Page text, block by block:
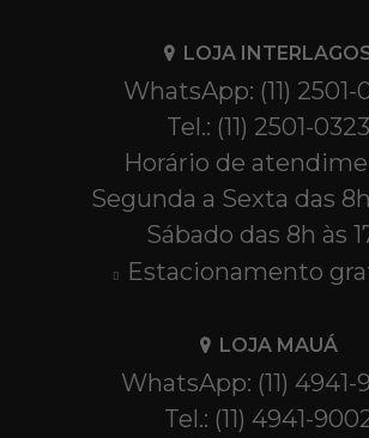
LOJA
WhatsApp: (11) 2501-
Tel.: (11) 2501-0323
Horário de
Segunda a Sexta das
Sábado das 8h às
Estacionamento
LOJA MAUÁ
WhatsApp: (11) 4941-
Tel.: (11) 4941-